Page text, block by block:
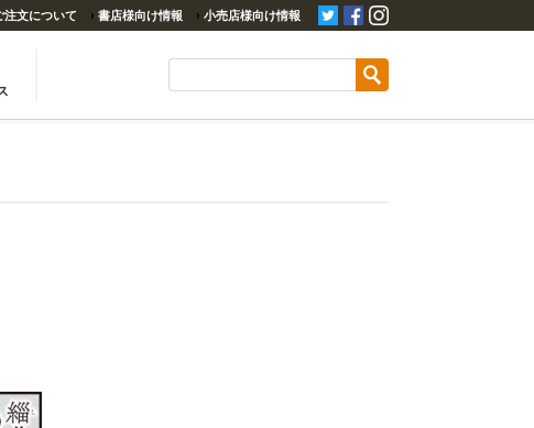
注文について › 書店様向け情報 › 小売店様向け情報